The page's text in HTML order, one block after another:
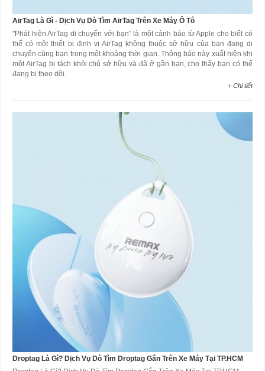
AirTag Là Gì - Dịch Vụ Dò Tìm AirTag Trên Xe Máy Ô Tô
"Phát hiện AirTag di chuyển với bạn" là một cảnh báo từ Apple cho biết có
thể có một thiết bị định vị AirTag không thuộc sở hữu của bạn đang di
chuyển cùng bạn trong một khoảng thời gian. Thông báo này xuất hiện khi
một AirTag bị tách khỏi chủ sở hữu và đã ở gần bạn, cho thấy bạn có thể
đang bị theo dõi.
+ Chi tiết
Droptag Là Gì? Dịch Vụ Dò Tìm Droptag Gắn Trên Xe Máy Tại TP.HCM